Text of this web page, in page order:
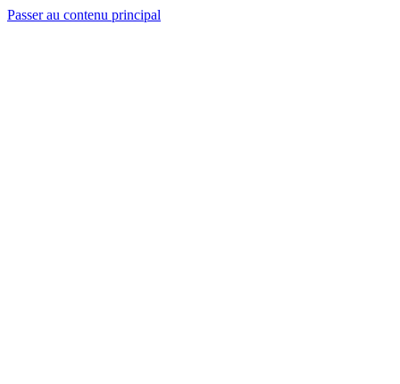
Passer au contenu principal